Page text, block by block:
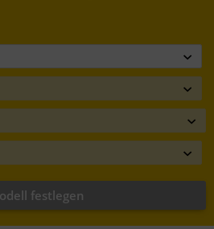
festlegen